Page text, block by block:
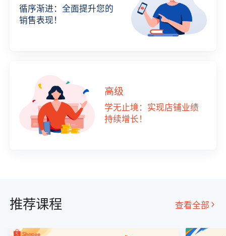
循序渐进：全面提升您的
销售表现！
高级
学无止境：实现店铺业绩
持续增长！
推荐课程 查看全部